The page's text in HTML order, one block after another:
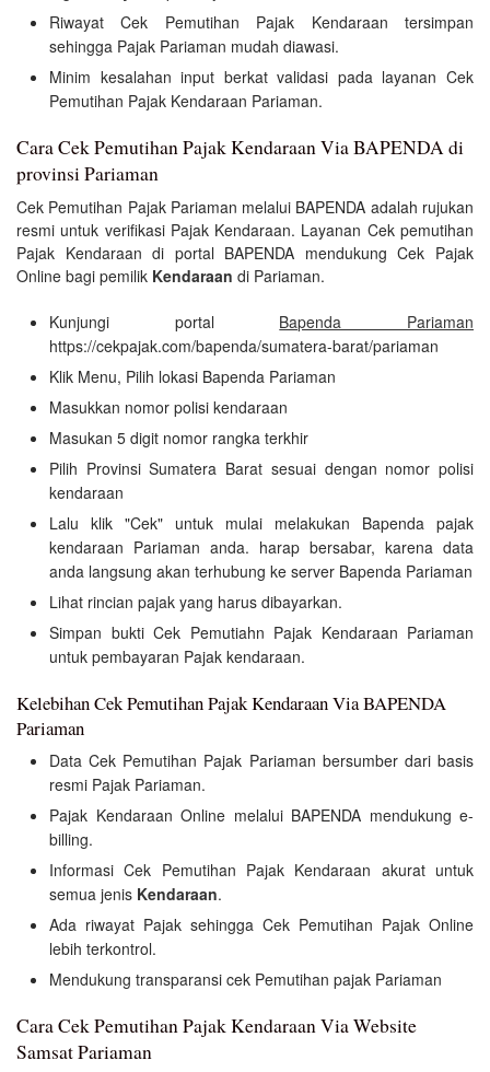
Riwayat Cek Pemutihan Pajak Kendaraan tersimpan
sehingga Pajak Pariaman mudah diawasi.
Minim kesalahan input berkat validasi pada layanan Cek
Pemutihan Pajak Kendaraan Pariaman.
Cara Cek Pemutihan Pajak Kendaraan Via BAPENDA di
provinsi Pariaman
Cek Pemutihan Pajak Pariaman melalui BAPENDA adalah rujukan
resmi untuk verifikasi Pajak Kendaraan. Layanan Cek pemutihan
Pajak Kendaraan di portal BAPENDA mendukung Cek Pajak
Online bagi pemilik Kendaraan di Pariaman.
Kunjungi portal Bapenda Pariaman
https://cekpajak.com/bapenda/sumatera-barat/pariaman
Klik Menu, Pilih lokasi Bapenda Pariaman
Masukkan nomor polisi kendaraan
Masukan 5 digit nomor rangka terkhir
Pilih Provinsi Sumatera Barat sesuai dengan nomor polisi
kendaraan
Lalu klik "Cek" untuk mulai melakukan Bapenda pajak
kendaraan Pariaman anda. harap bersabar, karena data
anda langsung akan terhubung ke server Bapenda Pariaman
Lihat rincian pajak yang harus dibayarkan.
Simpan bukti Cek Pemutiahn Pajak Kendaraan Pariaman
untuk pembayaran Pajak kendaraan.
Kelebihan Cek Pemutihan Pajak Kendaraan Via BAPENDA
Pariaman
Data Cek Pemutihan Pajak Pariaman bersumber dari basis
resmi Pajak Pariaman.
Pajak Kendaraan Online melalui BAPENDA mendukung e-
billing.
Informasi Cek Pemutihan Pajak Kendaraan akurat untuk
semua jenis Kendaraan.
Ada riwayat Pajak sehingga Cek Pemutihan Pajak Online
lebih terkontrol.
Mendukung transparansi cek Pemutihan pajak Pariaman
Cara Cek Pemutihan Pajak Kendaraan Via Website
Samsat Pariaman